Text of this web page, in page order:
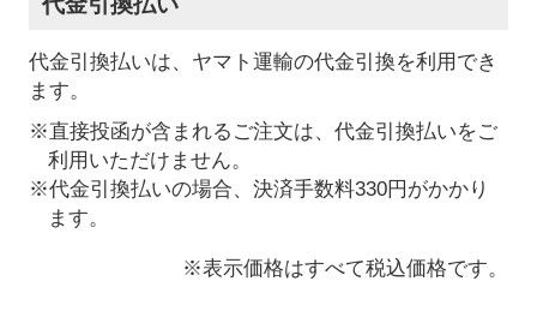
代金引換払いは、ヤマト運輸の代金引換を利用でき
ます。
※直接投函が含まれるご注文は、代金引換払いをご
利用いただけません。
※代金引換払いの場合、決済手数料330円がかかり
ます。
※表示価格はすべて税込価格です。